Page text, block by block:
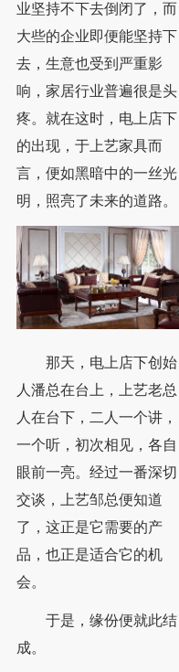
业坚持不下去倒闭了，而
大些的企业即便能坚持下
去，生意也受到严重影
响，家居行业普遍很是头
疼。就在这时，电上店下
的出现，于上艺家具而
言，便如黑暗中的一丝光
明，照亮了未来的道路。
那天，电上店下创始
人潘总在台上，上艺老总
人在台下，二人一个讲，
一个听，初次相见，各自
眼前一亮。经过一番深切
交谈，上艺邹总便知道
了，这正是它需要的产
品，也正是适合它的机
会。
于是，缘份便就此结
成。
计之都—深圳。以“为客户创造价